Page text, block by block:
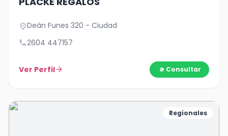
location_onDeán Funes 320 - Ciudad
call2604 447157
Ver Perfilarrow_forward Consultar
Regionales